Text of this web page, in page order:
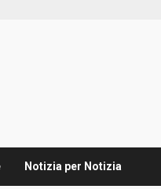
Notizia per Notizia